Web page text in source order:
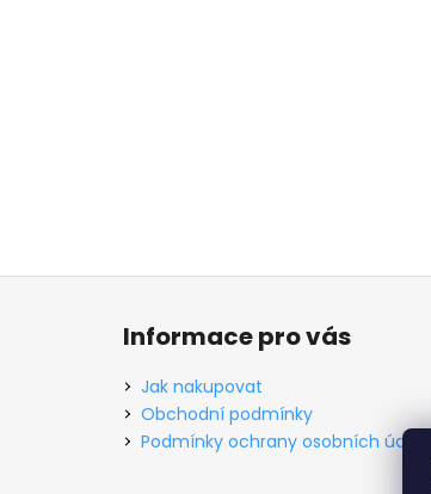
Z
Informace pro vás
Jak nakupovat
Obchodní podmínky
Podmínky ochrany osobních údajů